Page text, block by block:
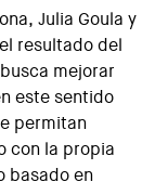
Julia Goula y
resultado del
mejorar
este sentido
permitan
con la propia
basado en